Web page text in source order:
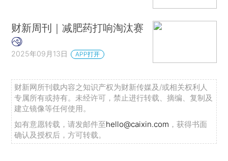
财新周刊｜减肥药打响淘汰赛
2025年09月13日 APP打开
财新网所刊载内容之知识产权为财新传媒及/或相关权利人
专属所有或持有。未经许可，禁止进行转载、摘编、复制及
建立镜像等任何使用。
如有意愿转载，请发邮件至hello@caixin.com ，获得书面
确认及授权后，方可转载。